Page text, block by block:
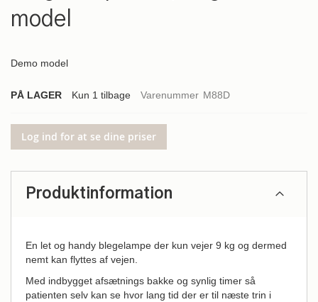
billedgalleriet
model
Demo model
PÅ LAGER Kun 1 tilbage Varenummer M88D
Log ind for at se dine priser
Produktinformation
En let og handy blegelampe der kun vejer 9 kg og dermed
nemt kan flyttes af vejen.
Med indbygget afsætnings bakke og synlig timer så
patienten selv kan se hvor lang tid der er til næste trin i